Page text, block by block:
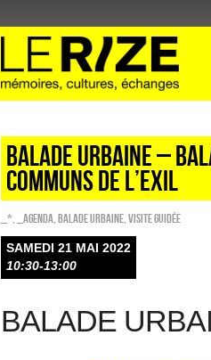
Balade urbaine –
communs de l’exil
_* _Agenda Balade urbaine Visite guidée
SAMEDI 21 MAI 2022
10:30-13:00
BALADE